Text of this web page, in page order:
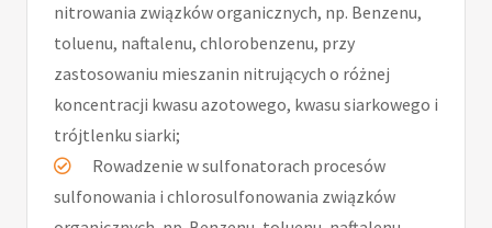
nitrowania związków organicznych, np. Benzenu,
toluenu, naftalenu, chlorobenzenu, przy
zastosowaniu mieszanin nitrujących o różnej
koncentracji kwasu azotowego, kwasu siarkowego i
trójtlenku siarki;
Rowadzenie w sulfonatorach procesów
sulfonowania i chlorosulfonowania związków